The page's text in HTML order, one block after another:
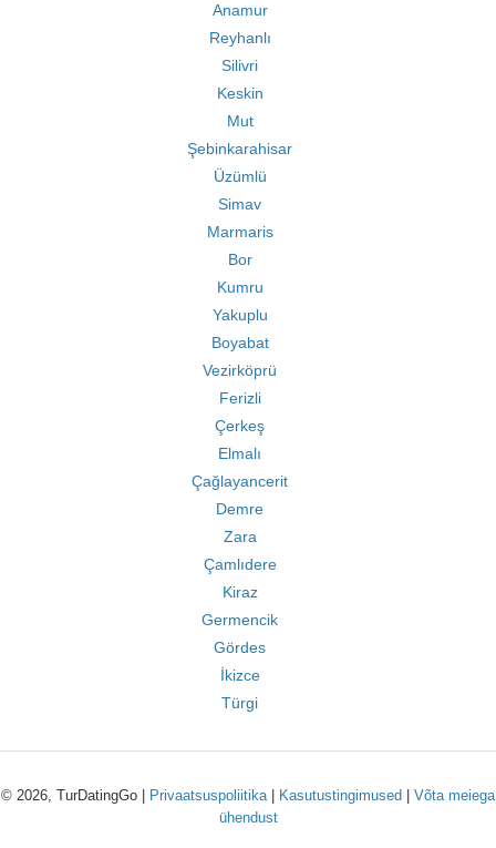
Anamur
Reyhanlı
Silivri
Keskin
Mut
Şebinkarahisar
Üzümlü
Simav
Marmaris
Bor
Kumru
Yakuplu
Boyabat
Vezirköprü
Ferizli
Çerkeş
Elmalı
Çağlayancerit
Demre
Zara
Çamlıdere
Kiraz
Germencik
Gördes
İkizce
Türgi
© 2026, TurDatingGo | Privaatsuspoliitika| Kasutustingimused
Võta meiega
ühendust